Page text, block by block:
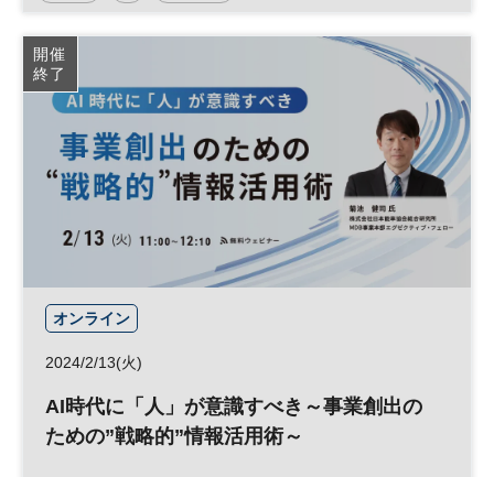
日経メッセプレミアム・カンファレンス・シリーズ
プレミアム・カンファレンス・シリーズ
開催
終了
オンライン
2024/2/13(火)
AI時代に「人」が意識すべき～事業創出の
ための”戦略的”情報活用術～